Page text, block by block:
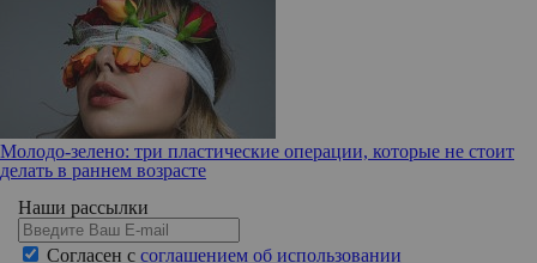
Молодо-зелено: три пластические операции, которые не стоит
делать в раннем возрасте
Наши рассылки
Согласен с соглашением об использовании